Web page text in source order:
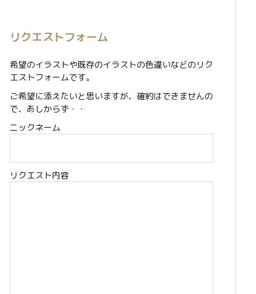
リクエストフォーム
希望のイラストや既存のイラストの色違いなどのリク
エストフォームです。
ご希望に添えたいと思いますが、確約はできませんの
で、あしからず・・
ニックネーム
リクエスト内容